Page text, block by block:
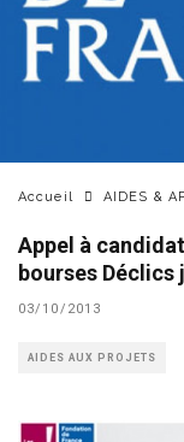
Accueil AIDES &
Appel à
bourses Déclics
03/10/2013
AIDES AUX PROJETS